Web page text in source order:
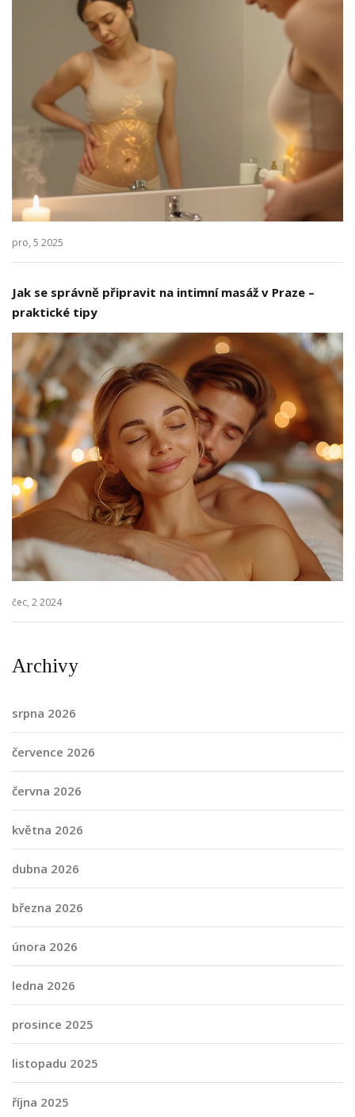
pro, 5 2025
Jak se správně připravit na intimní masáž v Praze –
praktické tipy
čec, 2 2024
Archivy
srpna 2026
července 2026
června 2026
května 2026
dubna 2026
března 2026
února 2026
ledna 2026
prosince 2025
listopadu 2025
října 2025